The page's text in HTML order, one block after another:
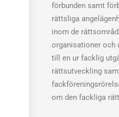
förbunden samt
rättsliga
inom de
organisationer och
till en ur facklig
rättsutveckling
om den fackliga